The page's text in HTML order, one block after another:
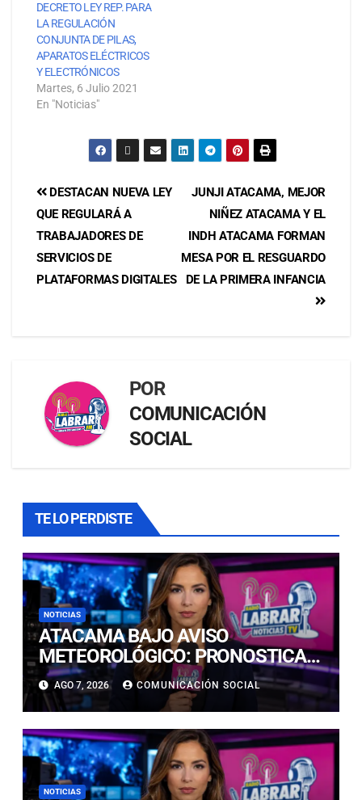
DECRETO LEY REP. PARA
LA REGULACIÓN
CONJUNTA DE PILAS,
APARATOS ELÉCTRICOS
Y ELECTRÓNICOS
Martes, 6 Julio 2021
En "Noticias"
JUNJI ATACAMA, MEJOR
NIÑEZ ATACAMA Y EL
INDH ATACAMA FORMAN
MESA POR EL RESGUARDO
DE LA PRIMERA INFANCIA
DESTACAN NUEVA LEY
QUE REGULARÁ A
TRABAJADORES DE
SERVICIOS DE
PLATAFORMAS DIGITALES
POR
COMUNICACIÓN
SOCIAL
TE LO PERDISTE
NOTICIAS
ATACAMA BAJO AVISO
METEOROLÓGICO: PRONOSTICAN
LLUVIAS E ISOTERMA CERO ALTA
EN PRECORDILLERA Y
CORDILLERA
AGO 7, 2026 COMUNICACIÓN SOCIAL
NOTICIAS